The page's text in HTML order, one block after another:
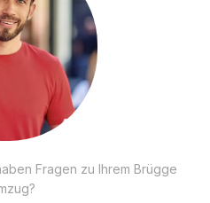
Fragen zu Ihrem Brügge